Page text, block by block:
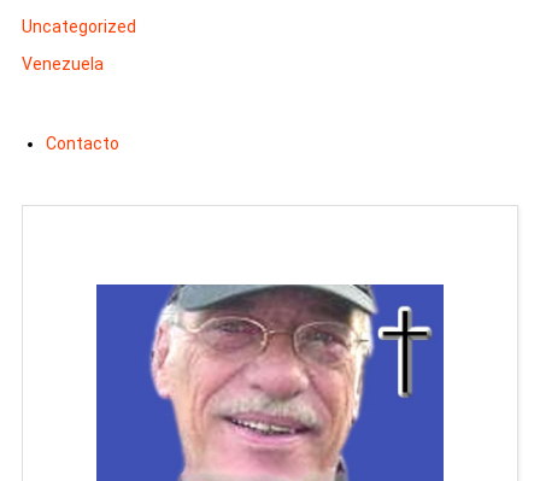
Uncategorized
Venezuela
Contacto